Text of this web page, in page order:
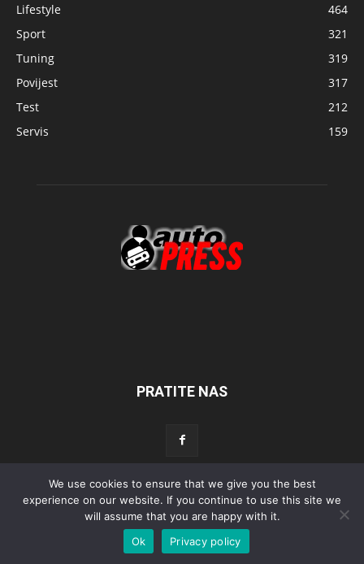
Lifestyle
464
Sport
321
Tuning
319
Povijest
317
Test
212
Servis
159
PRATITE NAS
Početna Aktualno Test Tehnika Servis Tuning
Sport
Lifestyle
Povijest
© Autopress - Sva prava pridržana.
We use cookies to ensure that we give you the best
experience on our website. If you continue to use this site we
will assume that you are happy with it.
Ok
Privacy policy